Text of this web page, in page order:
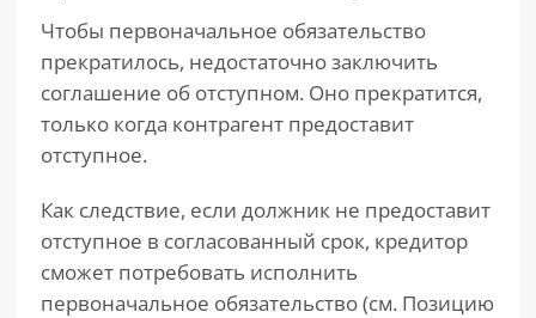
Чтобы первоначальное обязательство
прекратилось, недостаточно заключить
соглашение об отступном. Оно прекратится,
только когда контрагент предоставит
отступное.
Как следствие, если должник не предоставит
отступное в согласованный срок, кредитор
сможет потребовать исполнить
первоначальное обязательство (см. Позицию